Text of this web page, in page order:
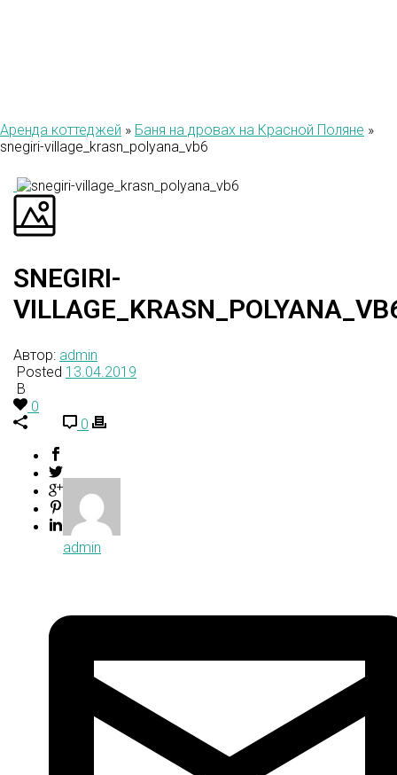
Аренда коттеджей » Баня на дровах на Красной Поляне »
snegiri-village_krasn_polyana_vb6
SNEGIRI-
Автор: admin
Posted 13.04.2019
В
0
0
admin